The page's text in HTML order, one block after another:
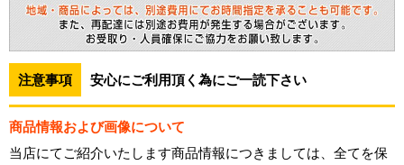
注意事項 安心にご利用頂く為にご一読下さい
商品情報および画像について
当店にてご紹介いたします商品情報につきましては、全てを保